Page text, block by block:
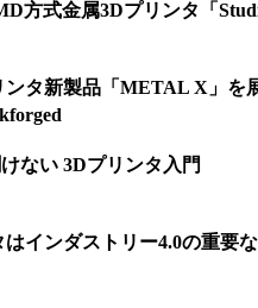
方式金属3Dプリンタ「
ンタ新製品「METAL X」を
ない 3Dプリンタ入門
インダストリー4.0の重要